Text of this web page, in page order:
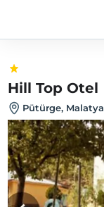
Hill Top Otel
Pütürge, Malatya